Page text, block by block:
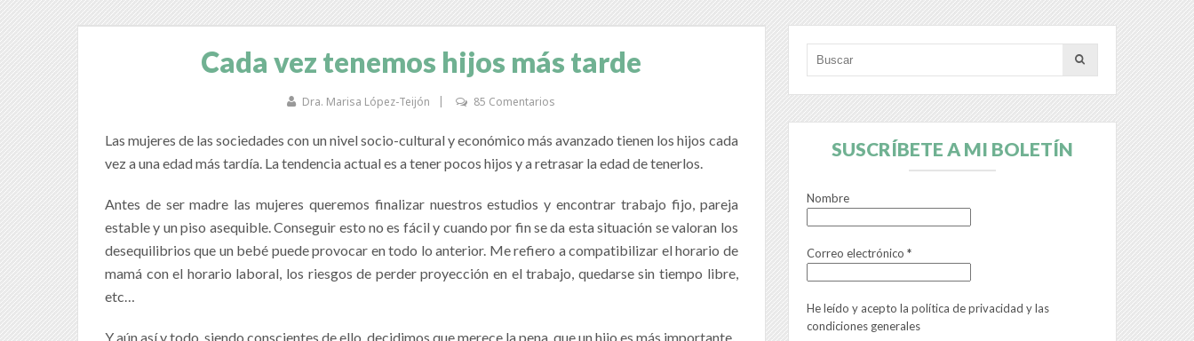
Cada vez tenemos hijos más tarde
Dra. Marisa López-Teijón 85 Comentarios
Las mujeres de las sociedades con un nivel socio-cultural y económico más avanzado tienen los hijos cada
vez a una edad más tardía. La tendencia actual es a tener pocos hijos y a retrasar la edad de tenerlos.
Antes de ser madre las mujeres queremos finalizar nuestros estudios y encontrar trabajo fijo, pareja
estable y un piso asequible. Conseguir esto no es fácil y cuando por fin se da esta situación se valoran los
desequilibrios que un bebé puede provocar en todo lo anterior. Me refiero a compatibilizar el horario de
mamá con el horario laboral, los riesgos de perder proyección en el trabajo, quedarse sin tiempo libre,
etc…
Y aún así y todo, siendo conscientes de ello, decidimos que merece la pena, que un hijo es más importante.
SUSCRÍBETE A MI BOLETÍN
Nombre
Correo electrónico*
He leído y acepto lapolítica de privacidady las
condiciones generales